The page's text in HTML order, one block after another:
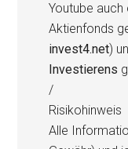
Youtube auch
Aktienfonds
invest4.net)
Investierens
/
Risikohinweis
Alle